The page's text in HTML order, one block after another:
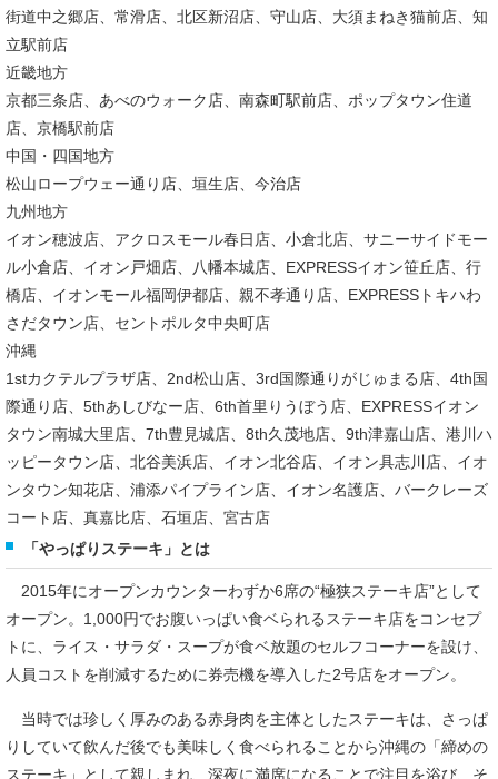
街道中之郷店、常滑店、北区新沼店、守山店、大須まねき猫前店、知
立駅前店
近畿地方
京都三条店、あべのウォーク店、南森町駅前店、ポップタウン住道
店、京橋駅前店
中国・四国地方
松山ロープウェー通り店、垣生店、今治店
九州地方
イオン穂波店、アクロスモール春日店、小倉北店、サニーサイドモー
ル小倉店、イオン戸畑店、八幡本城店、EXPRESSイオン笹丘店、行
橋店、イオンモール福岡伊都店、親不孝通り店、EXPRESSトキハわ
さだタウン店、セントポルタ中央町店
沖縄
1stカクテルプラザ店、2nd松山店、3rd国際通りがじゅまる店、4th国
際通り店、5thあしびなー店、6th首里りうぼう店、EXPRESSイオン
タウン南城大里店、7th豊見城店、8th久茂地店、9th津嘉山店、港川ハ
ッピータウン店、北谷美浜店、イオン北谷店、イオン具志川店、イオ
ンタウン知花店、浦添パイプライン店、イオン名護店、バークレーズ
コート店、真嘉比店、石垣店、宮古店
「やっぱりステーキ」とは
2015年にオープンカウンターわずか6席の“極狭ステーキ店”として
オープン。1,000円でお腹いっぱい食ベられるステーキ店をコンセプ
トに、ライス・サラダ・スープが食ベ放題のセルフコーナーを設け、
人員コストを削減するために券売機を導入した2号店をオープン。
当時では珍しく厚みのある赤身肉を主体としたステーキは、さっぱ
りしていて飲んだ後でも美味しく食べられることから沖縄の「締めの
ステーキ」として親しまれ、深夜に満席になることで注目を浴び、そ